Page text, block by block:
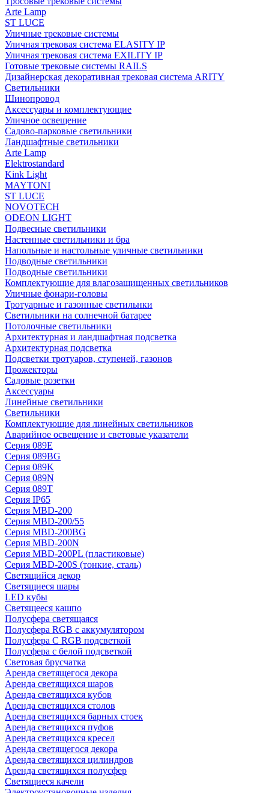
Arte Lamp
ST LUCE
Уличные трековые системы
Уличная трековая система ELASITY IP
Уличная трековая система EXILITY IP
Готовые трековые системы RAILS
Дизайнерская декоративная трековая система ARITY
Светильники
Шинопровод
Аксессуары и комплектующие
Уличное освещение
Садово-парковые светильники
Ландшафтные светильники
Arte Lamp
Elektrostandard
Kink Light
MAYTONI
ST LUCE
NOVOTECH
ODEON LIGHT
Подвесные светильники
Настенные светильники и бра
Напольные и настольные уличные светильники
Подводные светильники
Подводные светильники
Комплектующие для влагозащищенных светильников
Уличные фонари-головы
Тротуарные и газонные светильнки
Светильники на солнечной батарее
Потолочные светильники
Архитектурная и ландшафтная подсветка
Архитектурная подсветка
Подсветки тротуаров, ступеней, газонов
Прожекторы
Садовые розетки
Аксессуары
Линейные светильники
Светильники
Комплектующие для линейных светильников
Аварийное освещение и световые указатели
Серия 089E
Серия 089BG
Серия 089K
Серия 089N
Серия 089T
Серия IP65
Серия MBD-200
Серия MBD-200/55
Серия MBD-200BG
Серия MBD-200N
Серия MBD-200PL (пластиковые)
Серия MBD-200S (тонкие, сталь)
Светящийся декор
Светящиеся шары
LED кубы
Светящееся кашпо
Полусфера светящаяся
Полусфера RGB с аккумулятором
Полусфера С RGB подсветкой
Полусфера с белой подсветкой
Световая брусчатка
Аренда светящегося декора
Аренда светящихся шаров
Аренда светящихся кубов
Аренда светящихся столов
Аренда светящихся барных стоек
Аренда светящихся пуфов
Аренда светящихся кресел
Аренда светящегося декора
Аренда светящихся цилиндров
Аренда светящихся полусфер
Светящиеся качели